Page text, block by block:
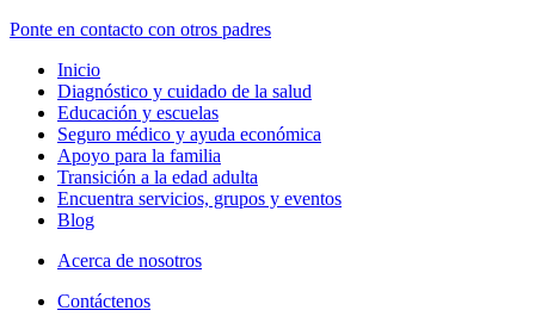
Ponte en contacto con otros padres
Inicio
Diagnóstico y cuidado de la salud
Educación y escuelas
Seguro médico y ayuda económica
Apoyo para la familia
Transición a la edad adulta
Encuentra servicios, grupos y eventos
Blog
Acerca de nosotros
Contáctenos